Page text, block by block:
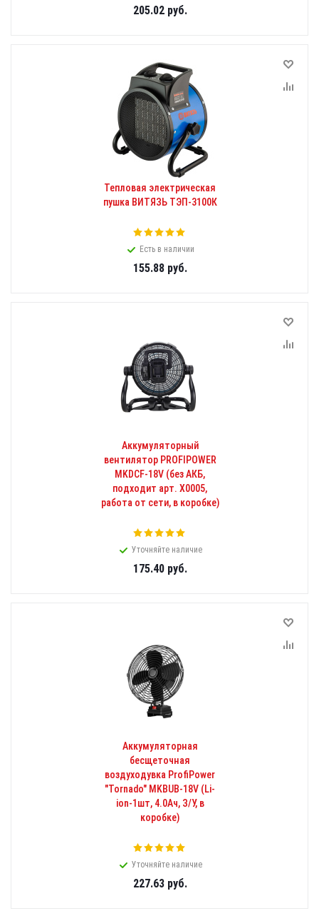
205.02руб.
Тепловая электрическая
пушка ВИТЯЗЬ ТЭП-3100К
Есть в наличии
155.88руб.
Аккумуляторный
вентилятор PROFIPOWER
MKDCF-18V (без АКБ,
подходит арт. X0005,
работа от сети, в коробке)
Уточняйте наличие
175.40руб.
Аккумуляторная
бесщеточная
воздуходувка ProfiPower
"Tornado" MKBUB-18V (Li-
ion-1шт, 4.0Ач, З/У, в
коробке)
Уточняйте наличие
227.63руб.